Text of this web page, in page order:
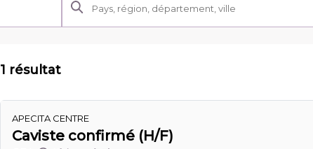
1 résultat
APECITA CENTRE
Caviste confirmé (H/F)